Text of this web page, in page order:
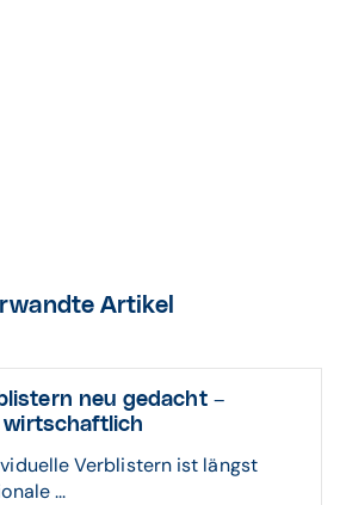
Artikel
neu gedacht –
wirtschaftlich
Verblistern ist längst
...